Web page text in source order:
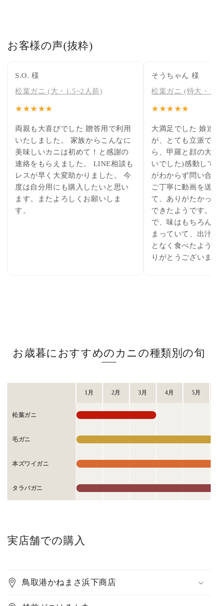
お客様の声(抜粋)
S.O. 様
松葉ガニ (大・1.5~2人前)
★★★★★
両親も大喜びでした 贈答用で利用
いたしました。 家族からこんなに
美味しいカニは初めて！と感謝の
連絡をもらえました。 LINE相談も
レスが早く大変助かりました。 今
度は自分用にも購入したいと思い
ます。またよろしくお願いしま
す。
そうちゃん 様
松葉ガニ (特大・
★★★★★
大満足でした 娘達
が、とても立派で(
ら、甲羅と顔の大
いでした)感動して
がわからず問い合
ご丁寧に動画を送
て、ありがたかっ
できたようです。
で、味はもちろん
まっていて、出汁
となく食べたよう
りがとうございま
お歳暮におすすめのカニの種類別の旬
1月 2月 3月 4月 5月
松葉ガニ
毛ガニ
本ズワイガニ
タラバガニ
実店舗での購入
鳥取港かねまさ浜下商店